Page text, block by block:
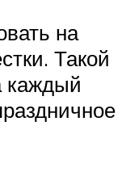
на
Такой
каждый